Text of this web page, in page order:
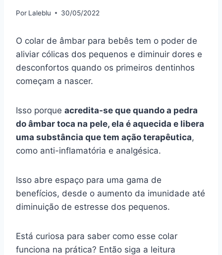
Por Laleblu 30/05/2022
O colar de âmbar para bebês tem o poder de
aliviar cólicas dos pequenos e diminuir dores e
desconfortos quando os primeiros dentinhos
começam a nascer.
Isso porque acredita-se que quando a pedra
do âmbar toca na pele, ela é aquecida e libera
uma substância que tem ação terapêutica,
como anti-inflamatória e analgésica.
Isso abre espaço para uma gama de
benefícios, desde o aumento da imunidade até
diminuição de estresse dos pequenos.
Está curiosa para saber como esse colar
funciona na prática? Então siga a leitura